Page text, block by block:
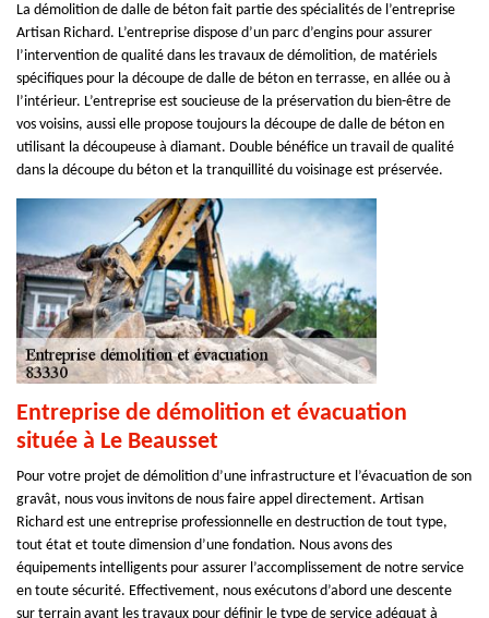
La démolition de dalle de béton fait partie des spécialités de l’entreprise
Artisan Richard. L’entreprise dispose d’un parc d’engins pour assurer
l’intervention de qualité dans les travaux de démolition, de matériels
spécifiques pour la découpe de dalle de béton en terrasse, en allée ou à
l’intérieur. L’entreprise est soucieuse de la préservation du bien-être de
vos voisins, aussi elle propose toujours la découpe de dalle de béton en
utilisant la découpeuse à diamant. Double bénéfice un travail de qualité
dans la découpe du béton et la tranquillité du voisinage est préservée.
Entreprise de démolition et évacuation
située à Le Beausset
Pour votre projet de démolition d’une infrastructure et l’évacuation de son
gravât, nous vous invitons de nous faire appel directement. Artisan
Richard est une entreprise professionnelle en destruction de tout type,
tout état et toute dimension d’une fondation. Nous avons des
équipements intelligents pour assurer l’accomplissement de notre service
en toute sécurité. Effectivement, nous exécutons d’abord une descente
sur terrain avant les travaux pour définir le type de service adéquat à